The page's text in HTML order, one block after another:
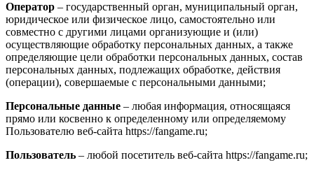
Оператор – государственный орган, муниципальный орган,
юридическое или физическое лицо, самостоятельно или
совместно с другими лицами организующие и (или)
осуществляющие обработку персональных данных, а также
определяющие цели обработки персональных данных, состав
персональных данных, подлежащих обработке, действия
(операции), совершаемые с персональными данными;
Персональные данные – любая информация, относящаяся
прямо или косвенно к определенному или определяемому
Пользователю веб-сайта https://fangame.ru;
Пользователь – любой посетитель веб-сайта https://fangame.ru;